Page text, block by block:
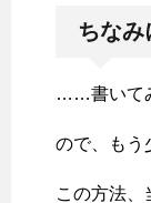
ちなみ
……書いて
ので、も
この方法、